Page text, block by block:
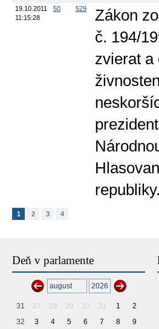
19.10.2011
11:15:28
50 529
Zákon
č. 194/
zvierat a
republiky.
1 2 3 4
Deň v parlamente
31 27 28 29 30 31 1
2
32
3 4 5 6 7 8
9